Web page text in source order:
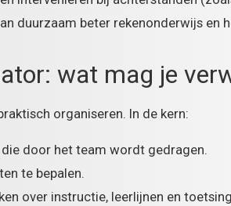
duurzaam beter rekenonderwijs en
wat mag je
organiseren. In de kern:
door het team wordt gedragen.
te bepalen.
over instructie, leerlijnen en